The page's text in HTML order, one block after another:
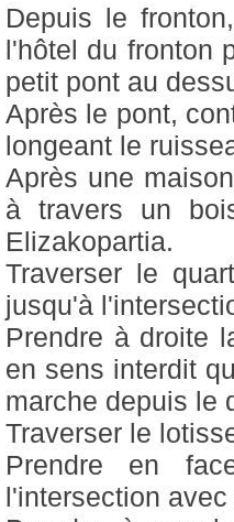
Depuis le
l'hôtel du fronton
petit pont au
Après le pont,
longeant le
Après une
à travers un
Elizakopartia.
Traverser le
jusqu'à
Prendre à droite
en sens interdit
marche depuis le
Traverser le
Prendre en
l'intersection